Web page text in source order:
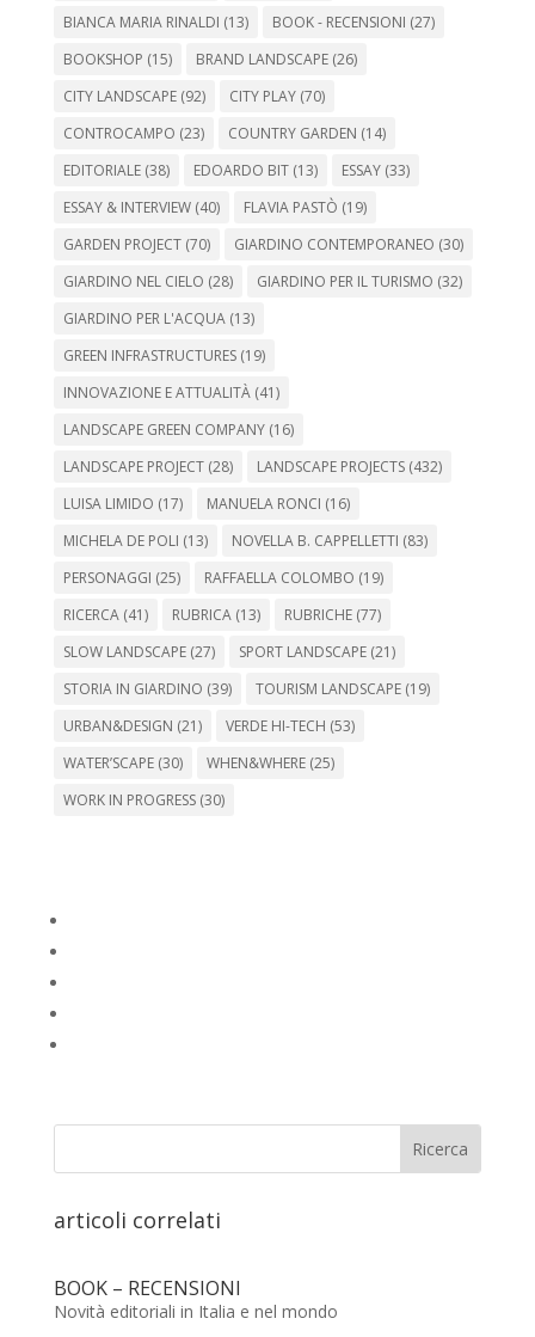
BIANCA MARIA RINALDI (13) BOOK - RECENSIONI (27)
BOOKSHOP (15) BRAND LANDSCAPE(26)
CITY LANDSCAPE(92) CITY PLAY(70)
CONTROCAMPO (23) COUNTRY GARDEN (14)
EDITORIALE(38) EDOARDO BIT(13) ESSAY(33)
ESSAY & INTERVIEW(40) FLAVIA PASTÒ (19)
GARDEN PROJECT(70) GIARDINO CONTEMPORANEO (30)
GIARDINO NEL CIELO (28) GIARDINO PER IL TURISMO (32)
GIARDINO PER L'ACQUA(13)
GREEN INFRASTRUCTURES(19)
INNOVAZIONE E ATTUALITÀ(41)
LANDSCAPE GREEN COMPANY(16)
LANDSCAPE PROJECT(28) LANDSCAPE PROJECTS(432)
LUISA LIMIDO (17) MANUELA RONCI (16)
MICHELA DE POLI (13) NOVELLA B. CAPPELLETTI (83)
PERSONAGGI (25) RAFFAELLA COLOMBO (19)
RICERCA(41) RUBRICA(13) RUBRICHE(77)
SLOW LANDSCAPE(27) SPORT LANDSCAPE(21)
STORIA IN GIARDINO (39) TOURISM LANDSCAPE(19)
URBAN&DESIGN (21) VERDE HI-TECH (53)
WATER’SCAPE(30) WHEN&WHERE(25)
WORK IN PROGRESS(30)
articoli correlati
BOOK – RECENSIONI
Novità editoriali in Italia e nel mondo